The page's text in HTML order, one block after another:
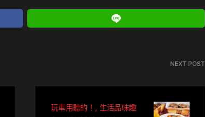
NEXT POST
玩車用聽的！ 生活品味趣